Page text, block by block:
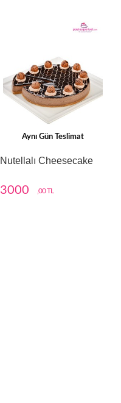
Aynı Gün Teslimat
Nutellalı Cheesecake
3000 ,00 TL